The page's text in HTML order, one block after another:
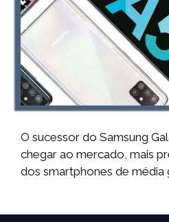
O sucessor do Samsung
chegar ao mercado, mais
dos smartphones de média